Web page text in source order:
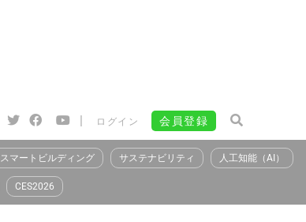
| ログイン 会員登録
スマートビルディング サステナビリティ 人工知能（AI）
CES2026